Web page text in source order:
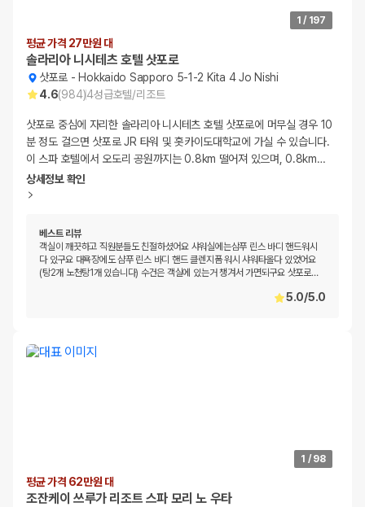
1 / 197
평균 가격 27만원 대
솔라리아 니시테츠 호텔 삿포로
삿포로 - Hokkaido Sapporo 5-1-2 Kita 4 Jo Nishi
4.6(984)4성급호텔/리조트
삿포로 중심에 자리한 솔라리아 니시테츠 호텔 삿포로에 머무실 경우 10
분 정도 걸으면 삿포로 JR 타워 및 홋카이도대학교에 가실 수 있습니다.
이 스파 호텔에서 오도리 공원까지는 0.8km 떨어져 있으며, 0.8km…
상세정보 확인
베스트 리뷰
객실이 깨끗하고 직원분들도 친절하셨어요 샤워실에는삼푸 린스 바디 핸드워시
다 있구요 대욕장에도 샴푸 린스 바디 핸드 클렌지폼 워시 샤워타올다 있었어요
(탕2개 노천탕1개 있습니다) 수건은 객실에 있는거 챙겨서 가면되구요 삿포로…
5.0/5.0
1 / 98
평균 가격 62만원 대
조잔케이 쓰루가 리조트 스파 모리 노 우타